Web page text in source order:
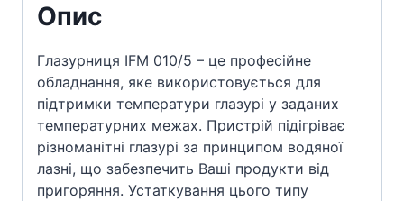
Опис
Глазурниця IFM 010/5 – це професійне
обладнання, яке використовується для
підтримки температури глазурі у заданих
температурних межах. Пристрій підігріває
різноманітні глазурі за принципом водяної
лазні, що забезпечить Ваші продукти від
пригоряння. Устаткування цього типу